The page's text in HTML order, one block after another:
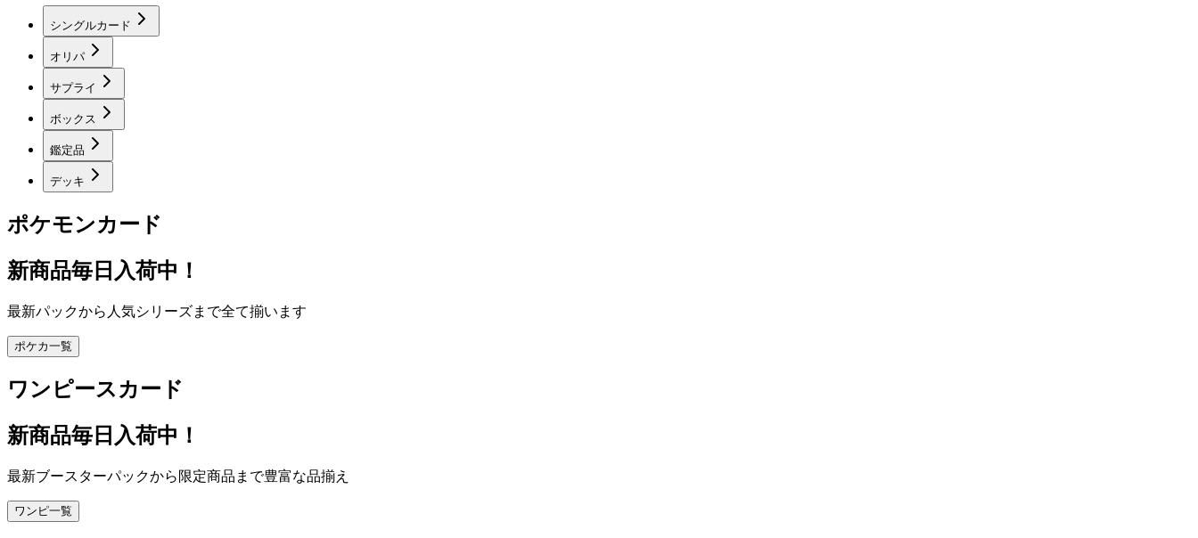
シングルカード
オリパ
サプライ
ボックス
鑑定品
デッキ
ポケモンカード
新商品毎日入荷中！
最新パックから人気シリーズまで全て揃います
ポケカ一覧
ワンピースカード
新商品毎日入荷中！
最新ブースターパックから限定商品まで豊富な品揃え
ワンピ一覧